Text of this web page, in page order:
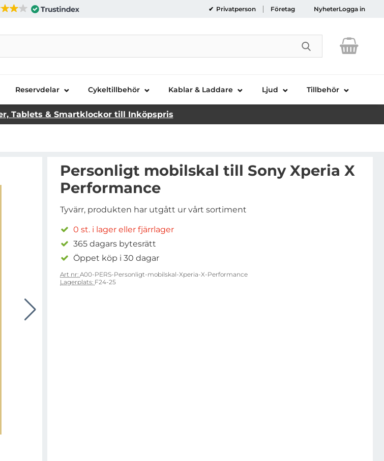
Privatperson Företag NyheterLogga in
Genomför
Reservdelar Cykeltillbehör Kablar & Laddare Ljud Tillbehör
Tablets & Smartklockor till Inköpspris
Personligt mobilskal till Sony Xperia X
Performance
Tyvärr, produkten har utgått ur vårt sortiment
0 st. i lager eller fjärrlager
365 dagars bytesrätt
Öppet köp i 30 dagar
Art nr: A00-PERS-Personligt-mobilskal-Xperia-X-Performance
Lagerplats: F24-25